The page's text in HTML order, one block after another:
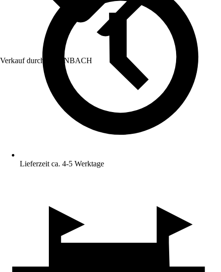
Verkauf durch: HORNBACH
Lieferzeit ca. 4-5 Werktage